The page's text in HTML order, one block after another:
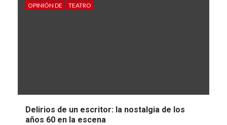
OPINIÓN DE
TEATRO
Delirios de un escritor: la nostalgia de los
años 60 en la escena